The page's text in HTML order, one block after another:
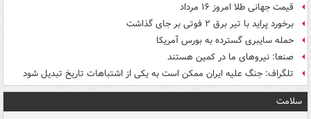
قیمت جهانی طلا امروز ۱۶ مرداد
برخورد پراید با تیر برق ۲ فوتی بر جای گذاشت
حمله سایبری گسترده به بورس آمریکا
صنعا: نیروهای ما در کمین‌ هستند
تلگراف: جنگ علیه ایران ممکن است به یکی از اشتباهات تاریخ تبدیل شود
سلامت